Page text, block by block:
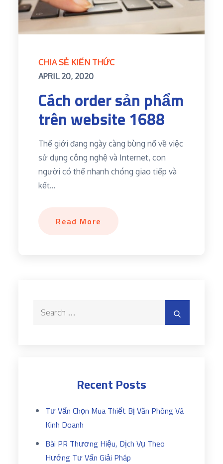
CHIA SẺ KIẾN THỨC
Posted
APRIL 20, 2020
Cách order sản phẩm
trên website 1688
Thế giới đang ngày càng bùng nổ về việc
sử dụng công nghệ và Internet, con
người có thể nhanh chóng giao tiếp và
kết…
Read More
Recent Posts
Tư Vấn Chọn Mua Thiết Bị Văn Phòng Và
Kinh Doanh
Bài PR Thương Hiệu, Dịch Vụ Theo
Hướng Tư Vấn Giải Pháp